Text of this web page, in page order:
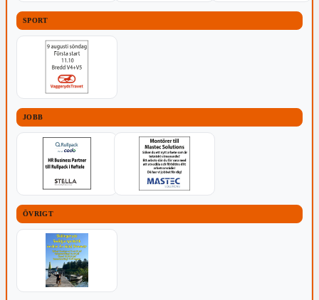
SPORT
JOBB
ÖVRIGT